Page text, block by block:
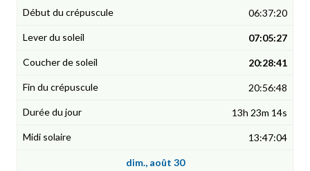
06:37:20
07:05:27
20:28:41
20:56:48
13h 23m 14s
13:47:04
dim., août 30